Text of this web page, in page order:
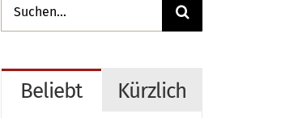
nach:
Beliebt Kürzlich